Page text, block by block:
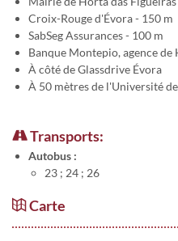
Croix-Rouge d'Évora - 150 m
SabSeg Assurances - 100 m
Banque Montepio, agence
À côté de Glassdrive Évora
À 50 mètres de l'Université
Transports:
Autobus :
23 ; 24 ; 26
Carte